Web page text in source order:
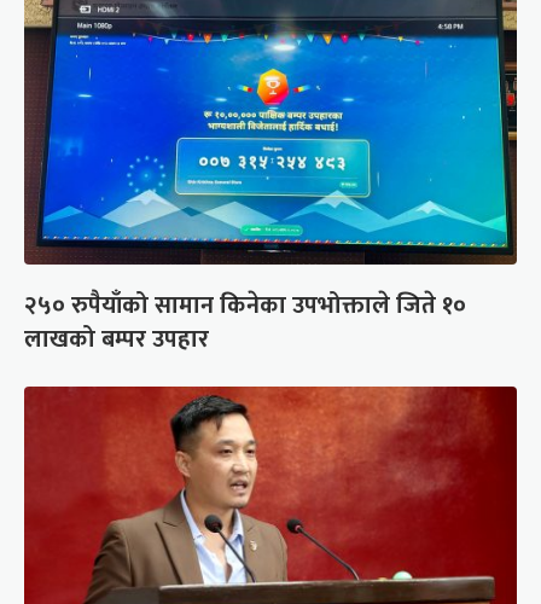
२५० रुपैयाँको सामान किनेका उपभोक्ताले जिते १०
लाखको बम्पर उपहार